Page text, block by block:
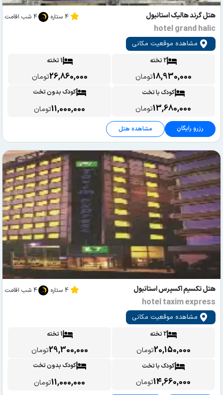
هتل گرند هالیک استانبول
hotel grand halic
مشاهده موقعیت مکانی
4 ستاره 4 شب اقامت
2 تخته
18,930,000تومان
1 تخته
26,860,000تومان
کودک با تخت
13,680,000تومان
کودک بدون تخت
11,000,000تومان
رزرو رایگان مشاهده هتل
هتل تکسیم اکسپرس استانبول
hotel taxim express
مشاهده موقعیت مکانی
4 ستاره 4 شب اقامت
2 تخته
20,150,000تومان
1 تخته
29,300,000تومان
کودک با تخت
14,660,000تومان
کودک بدون تخت
11,000,000تومان